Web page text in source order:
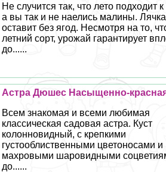
Не случится так, что лето подходит к
а вы так и не наелись малины.
оставит без ягод. Несмотря на то,
летний сорт, урожай гарантирует
до......
Астра Дюшес Насыщенно-
Всем знакомая и всеми любимая
классическая садовая астра. Куст
колонновидный, с крепкими
густооблиственными цветоносами и
махровыми шаровидными
до......